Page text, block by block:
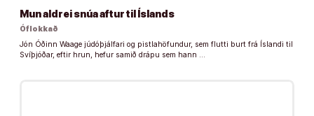
Mun aldrei snúa aftur til Íslands
Óflokkað
Jón Óðinn Waage júdóþjálfari og pistlahöfundur, sem flutti burt frá Íslandi til
Svíþjóðar, eftir hrun, hefur samið drápu sem hann …